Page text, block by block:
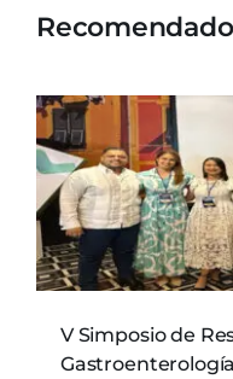
V Simposio de